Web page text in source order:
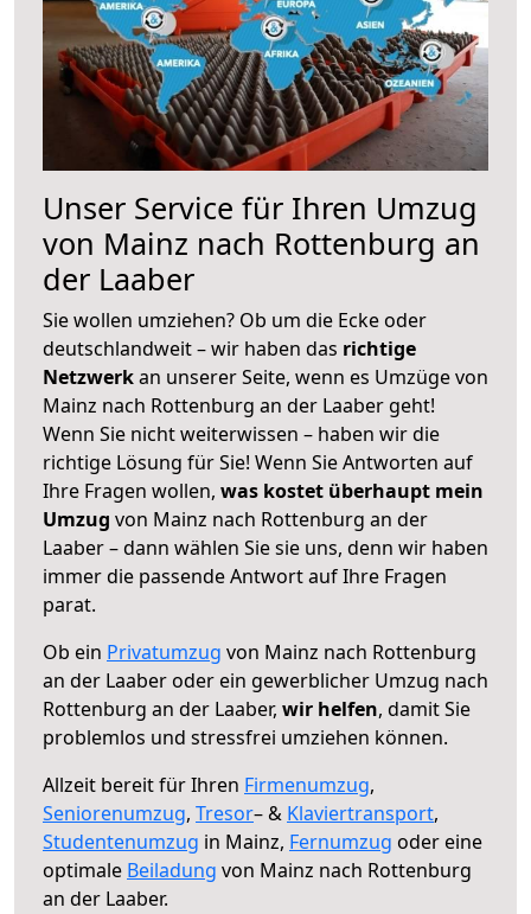
Unser Service für Ihren Umzug
von Mainz nach Rottenburg an
der Laaber
Sie wollen umziehen? Ob um die Ecke oder
deutschlandweit – wir haben das richtige
Netzwerkan unserer Seite, wenn es Umzüge von
Mainz nach Rottenburg an der Laaber geht!
Wenn Sie nicht weiterwissen – haben wir die
richtige Lösung für Sie! Wenn Sie Antworten auf
Ihre Fragen wollen, was kostet überhaupt mein
Umzug von Mainz nach Rottenburg an der
Laaber – dann wählen Sie sie uns, denn wir haben
immer die passende Antwort auf Ihre Fragen
parat.
Ob ein Privatumzug von Mainz nach Rottenburg
an der Laaber oder ein gewerblicher Umzug nach
Rottenburg an der Laaber, wir helfen, damit Sie
problemlos und stressfrei umziehen können.
Allzeit bereit für Ihren Firmenumzug,
Seniorenumzug, Tresor– & Klaviertransport,
Studentenumzug in Mainz, Fernumzug oder eine
optimale Beiladung von Mainz nach Rottenburg
an der Laaber.